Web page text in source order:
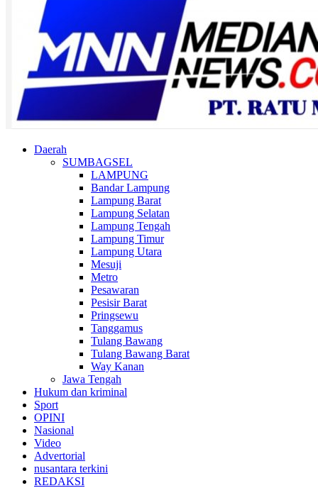
Daerah
SUMBAGSEL
LAMPUNG
Bandar Lampung
Lampung Barat
Lampung Selatan
Lampung Tengah
Lampung Timur
Lampung Utara
Mesuji
Metro
Pesawaran
Pesisir Barat
Pringsewu
Tanggamus
Tulang Bawang
Tulang Bawang Barat
Way Kanan
Jawa Tengah
Hukum dan kriminal
Sport
OPINI
Nasional
Video
Advertorial
nusantara terkini
REDAKSI